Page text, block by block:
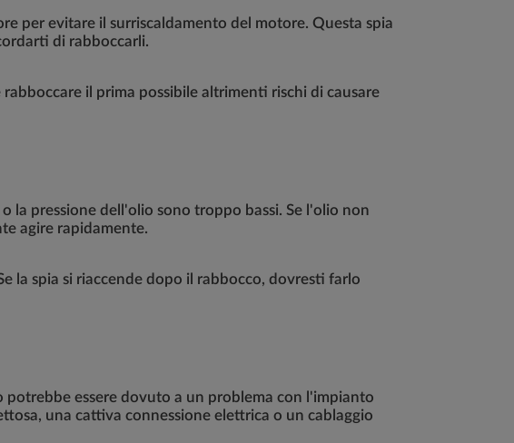
per evitare il surriscaldamento del motore. Questa spia
di rabboccarli.
il prima possibile altrimenti rischi di causare
la pressione dell'olio sono troppo bassi. Se l'olio non
agire rapidamente.
la spia si riaccende dopo il rabbocco, dovresti farlo
potrebbe essere dovuto a un problema con l'impianto
una cattiva connessione elettrica o un cablaggio